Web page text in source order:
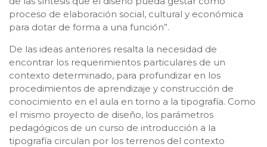
proceso de elaboración social, cultural y económica
para dotar de forma a una función”.
De las ideas anteriores resalta la necesidad de
encontrar los requerimientos particulares de un
contexto determinado, para profundizar en los
procedimientos de aprendizaje y construcción de
conocimiento en el aula en torno a la tipografía. Como
el mismo proyecto de diseño, los parámetros
pedagógicos de un curso de introducción a la
tipografía circulan por los terrenos del contexto